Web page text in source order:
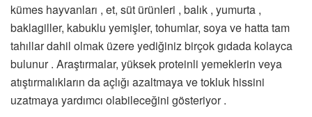
kümes hayvanları , et, süt ürünleri , balık , yumurta ,
baklagiller, kabuklu yemişler, tohumlar, soya ve hatta tam
tahıllar dahil olmak üzere yediğiniz birçok gıdada kolayca
bulunur . Araştırmalar, yüksek proteinli yemeklerin veya
atıştırmalıkların da açlığı azaltmaya ve tokluk hissini
uzatmaya yardımcı olabileceğini gösteriyor .